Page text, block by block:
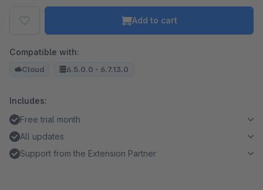
Add to cart
Compatible with:
Cloud 6.5.0.0 - 6.7.13.0
Includes:
Free trial month
All updates
Support from the Extension Partner